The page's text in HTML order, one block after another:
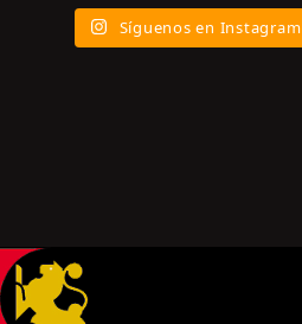
Síguenos en Instagram